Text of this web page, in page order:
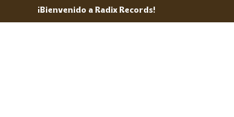
¡Bienvenido a Radix Records!